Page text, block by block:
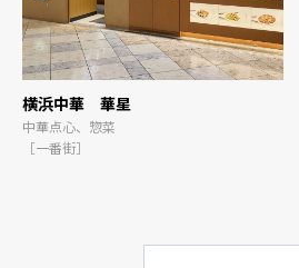
横浜中華 華星
中華点心、惣菜
［一番街］